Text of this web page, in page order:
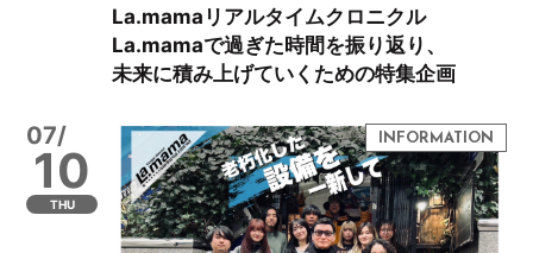
La.mamaリアルタイムクロニクル
La.mamaで過ぎた時間を振り返り、
未来に積み上げていくための特集企画
07/
10
THU